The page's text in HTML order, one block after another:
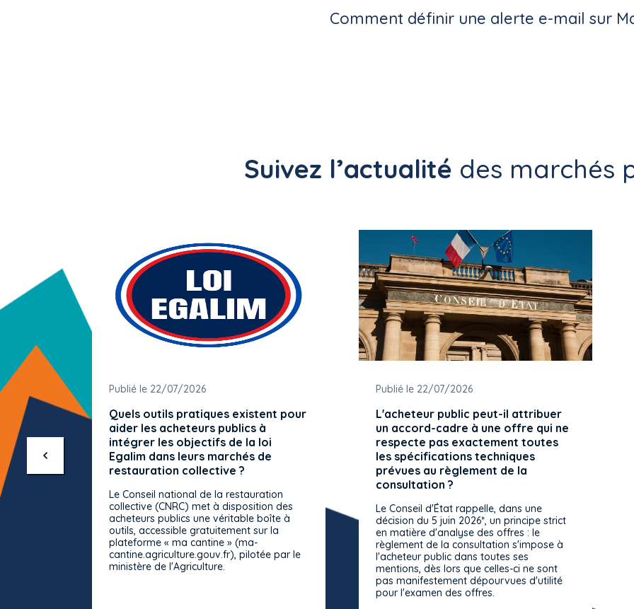
Comment définir une alerte e-mail sur
Suivez l’actualité des marchés
Publié le 22/07/2026
Quels outils pratiques existent pour
aider les acheteurs publics à
intégrer les objectifs de la loi
Egalim dans leurs marchés de
restauration collective ?
Le Conseil national de la restauration
collective (CNRC) met à disposition des
acheteurs publics une véritable boîte à
outils, accessible gratuitement sur la
plateforme « ma cantine » (ma-
cantine.agriculture.gouv.fr), pilotée par le
ministère de l'Agriculture.
Publié le 22/07/2026
L'acheteur public peut-il attribuer
un accord-cadre à une offre qui ne
respecte pas exactement toutes
les spécifications techniques
prévues au règlement de la
consultation ?
Le Conseil d'État rappelle, dans une
décision du 5 juin 2026*, un principe strict
en matière d'analyse des offres : le
règlement de la consultation s'impose à
l'acheteur public dans toutes ses
mentions, dès lors que celles-ci ne sont
pas manifestement dépourvues d'utilité
pour l'examen des offres.